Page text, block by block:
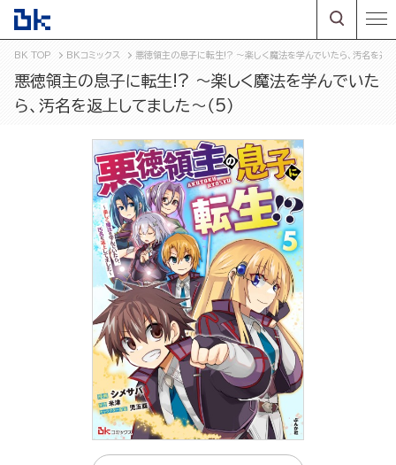
BK TOP BKコミックス 悪徳領主の息子に転生!? ～楽しく魔法を学んでいたら、汚名を返上
悪徳領主の息子に転生!? ～楽しく魔法を学んでいた
ら、汚名を返上してました～（5）